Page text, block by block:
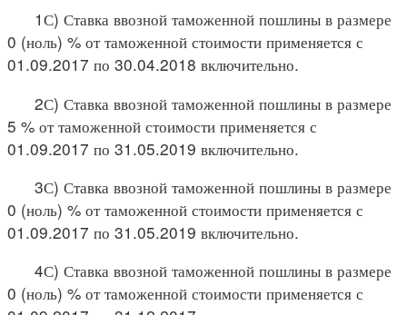
1С) Ставка ввозной таможенной пошлины в размере
0 (ноль) % от таможенной стоимости применяется с
01.09.2017 по 30.04.2018 включительно.
2С) Ставка ввозной таможенной пошлины в размере
5 % от таможенной стоимости применяется с
01.09.2017 по 31.05.2019 включительно.
3С) Ставка ввозной таможенной пошлины в размере
0 (ноль) % от таможенной стоимости применяется с
01.09.2017 по 31.05.2019 включительно.
4С) Ставка ввозной таможенной пошлины в размере
0 (ноль) % от таможенной стоимости применяется с